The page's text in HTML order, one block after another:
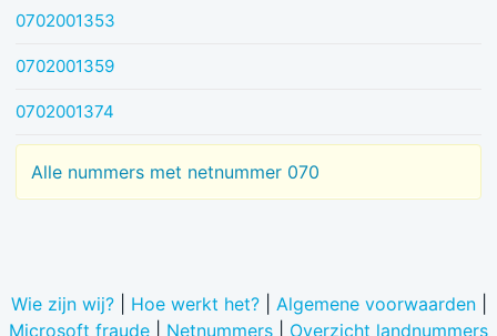
0702001353
0702001359
0702001374
Alle nummers met netnummer 070
Wie zijn wij?| Hoe werkt het?| Algemene voorwaarden|
Microsoft fraude
Netnummers Overzicht landnummers